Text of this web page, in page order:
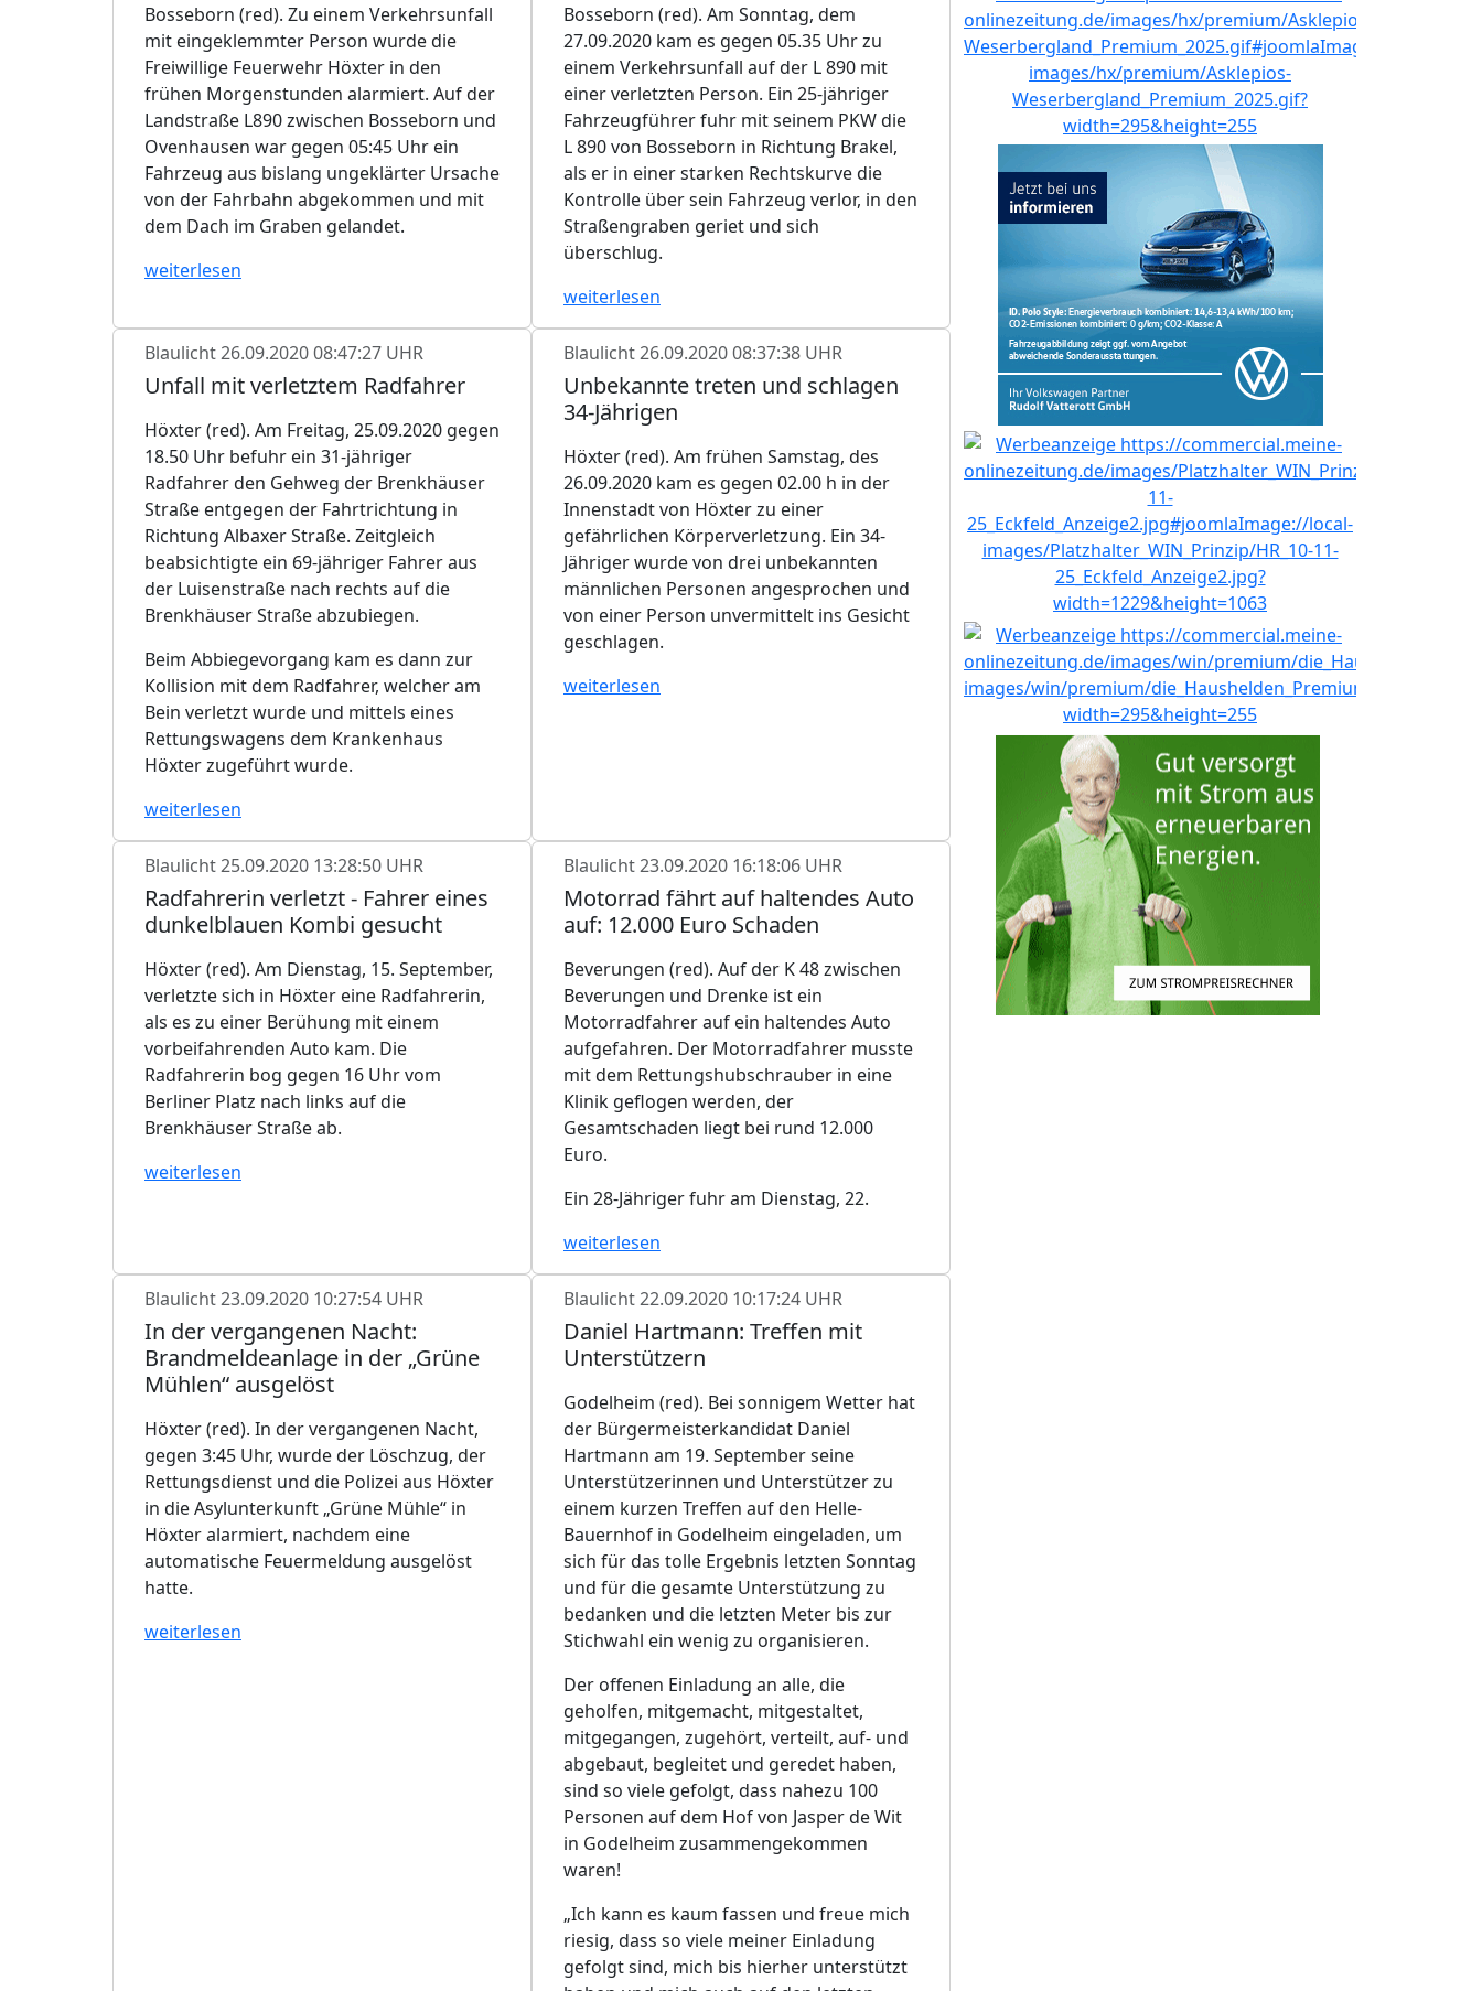
Bosseborn (red). Zu einem Verkehrsunfall
mit eingeklemmter Person wurde die
Freiwillige Feuerwehr Höxter in den
frühen Morgenstunden alarmiert. Auf der
Landstraße L890 zwischen Bosseborn und
Ovenhausen war gegen 05:45 Uhr ein
Fahrzeug aus bislang ungeklärter Ursache
von der Fahrbahn abgekommen und mit
dem Dach im Graben gelandet.
weiterlesen
Bosseborn (red). Am Sonntag, dem
27.09.2020 kam es gegen 05.35 Uhr zu
einem Verkehrsunfall auf der L 890 mit
einer verletzten Person. Ein 25-jähriger
Fahrzeugführer fuhr mit seinem PKW die
L 890 von Bosseborn in Richtung Brakel,
als er in einer starken Rechtskurve die
Kontrolle über sein Fahrzeug verlor, in den
Straßengraben geriet und sich
überschlug.
weiterlesen
Blaulicht26.09.2020 08:47:27 UHR
Unfall mit verletztem Radfahrer
Höxter (red). Am Freitag, 25.09.2020 gegen
18.50 Uhr befuhr ein 31-jähriger
Radfahrer den Gehweg der Brenkhäuser
Straße entgegen der Fahrtrichtung in
Richtung Albaxer Straße. Zeitgleich
beabsichtigte ein 69-jähriger Fahrer aus
der Luisenstraße nach rechts auf die
Brenkhäuser Straße abzubiegen.
Beim Abbiegevorgang kam es dann zur
Kollision mit dem Radfahrer, welcher am
Bein verletzt wurde und mittels eines
Rettungswagens dem Krankenhaus
Höxter zugeführt wurde.
weiterlesen
Blaulicht26.09.2020 08:37:38 UHR
Unbekannte treten und schlagen
34-Jährigen
Höxter (red). Am frühen Samstag, des
26.09.2020 kam es gegen 02.00 h in der
Innenstadt von Höxter zu einer
gefährlichen Körperverletzung. Ein 34-
Jähriger wurde von drei unbekannten
männlichen Personen angesprochen und
von einer Person unvermittelt ins Gesicht
geschlagen.
weiterlesen
Blaulicht25.09.2020 13:28:50 UHR
Radfahrerin verletzt - Fahrer eines
dunkelblauen Kombi gesucht
Höxter (red). Am Dienstag, 15. September,
verletzte sich in Höxter eine Radfahrerin,
als es zu einer Berühung mit einem
vorbeifahrenden Auto kam. Die
Radfahrerin bog gegen 16 Uhr vom
Berliner Platz nach links auf die
Brenkhäuser Straße ab.
weiterlesen
Blaulicht23.09.2020 16:18:06 UHR
Motorrad fährt auf haltendes Auto
auf: 12.000 Euro Schaden
Beverungen (red). Auf der K 48 zwischen
Beverungen und Drenke ist ein
Motorradfahrer auf ein haltendes Auto
aufgefahren. Der Motorradfahrer musste
mit dem Rettungshubschrauber in eine
Klinik geflogen werden, der
Gesamtschaden liegt bei rund 12.000
Euro.
Ein 28-Jähriger fuhr am Dienstag, 22.
weiterlesen
Blaulicht23.09.2020 10:27:54 UHR
In der vergangenen Nacht:
Brandmeldeanlage in der „Grüne
Mühlen“ ausgelöst
Höxter (red). In der vergangenen Nacht,
gegen 3:45 Uhr, wurde der Löschzug, der
Rettungsdienst und die Polizei aus Höxter
in die Asylunterkunft „Grüne Mühle“ in
Höxter alarmiert, nachdem eine
automatische Feuermeldung ausgelöst
hatte.
weiterlesen
Blaulicht22.09.2020 10:17:24 UHR
Daniel Hartmann: Treffen mit
Unterstützern
Godelheim (red). Bei sonnigem Wetter hat
der Bürgermeisterkandidat Daniel
Hartmann am 19. September seine
Unterstützerinnen und Unterstützer zu
einem kurzen Treffen auf den Helle-
Bauernhof in Godelheim eingeladen, um
sich für das tolle Ergebnis letzten Sonntag
und für die gesamte Unterstützung zu
bedanken und die letzten Meter bis zur
Stichwahl ein wenig zu organisieren.
Der offenen Einladung an alle, die
geholfen, mitgemacht, mitgestaltet,
mitgegangen, zugehört, verteilt, auf- und
abgebaut, begleitet und geredet haben,
sind so viele gefolgt, dass nahezu 100
Personen auf dem Hof von Jasper de Wit
in Godelheim zusammengekommen
waren!
„Ich kann es kaum fassen und freue mich
riesig, dass so viele meiner Einladung
gefolgt sind, mich bis hierher unterstützt